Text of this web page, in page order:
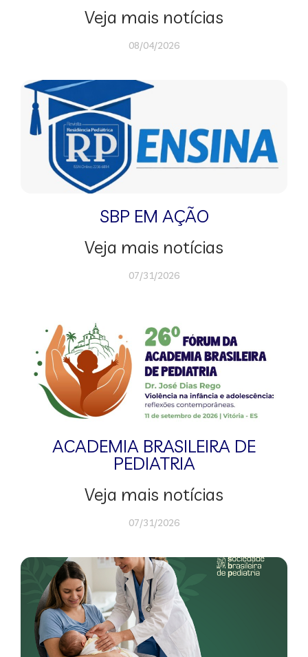
Veja mais notícias
08/04/2026
SBP EM AÇÃO
Veja mais notícias
07/31/2026
ACADEMIA BRASILEIRA DE
PEDIATRIA
Veja mais notícias
07/31/2026